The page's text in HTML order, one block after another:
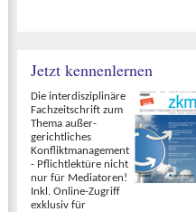
Jetzt kennenlernen
Die interdisziplinäre
Fachzeitschrift zum
Thema außer-
gerichtliches
Konfliktmanagement
- Pflichtlektüre nicht
nur für Mediatoren!
Inkl. Online-Zugriff
exklusiv für